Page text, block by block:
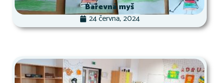
Barevná myš
24 června, 2024